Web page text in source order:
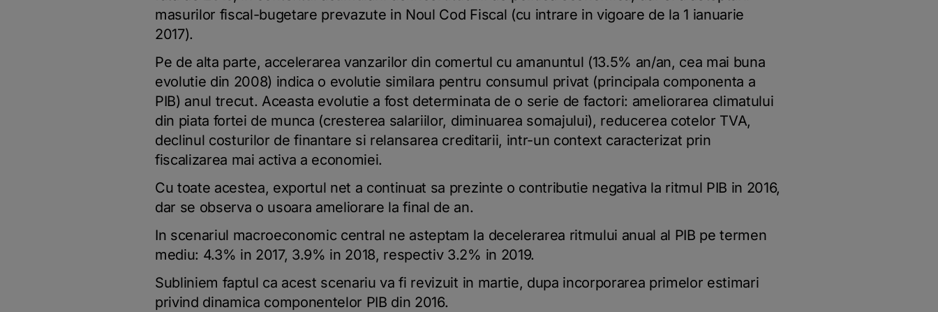
masurilor fiscal-bugetare prevazute in Noul Cod Fiscal (cu intrare in vigoare de la 1 ianuarie
2017).
Pe de alta parte, accelerarea vanzarilor din comertul cu amanuntul (13.5% an/an, cea mai buna
evolutie din 2008) indica o evolutie similara pentru consumul privat (principala componenta a
PIB) anul trecut. Aceasta evolutie a fost determinata de o serie de factori: ameliorarea climatului
din piata fortei de munca (cresterea salariilor, diminuarea somajului), reducerea cotelor TVA,
declinul costurilor de finantare si relansarea creditarii, intr-un context caracterizat prin
fiscalizarea mai activa a economiei.
Cu toate acestea, exportul net a continuat sa prezinte o contributie negativa la ritmul PIB in 2016,
dar se observa o usoara ameliorare la final de an.
In scenariul macroeconomic central ne asteptam la decelerarea ritmului anual al PIB pe termen
mediu: 4.3% in 2017, 3.9% in 2018, respectiv 3.2% in 2019.
Subliniem faptul ca acest scenariu va fi revizuit in martie, dupa incorporarea primelor estimari
privind dinamica componentelor PIB din 2016.